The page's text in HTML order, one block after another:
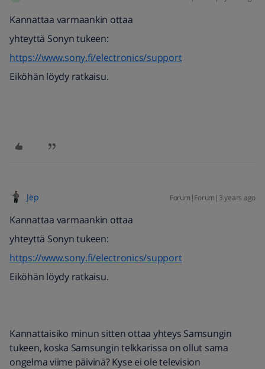
Kannattaa varmaankin ottaa
yhteyttä Sonyn tukeen:
https://www.sony.fi/electronics/support
Eiköhän löydy ratkaisu.
Jep Forum|Forum|3 years ago
Kannattaa varmaankin ottaa
yhteyttä Sonyn tukeen:
https://www.sony.fi/electronics/support
Eiköhän löydy ratkaisu.
Kannattaisiko minun sitten ottaa yhteys Samsungin
tukeen, koska Samsungin telkkarissa on ollut sama
ongelma viime päivinä? Kyse ei ole television